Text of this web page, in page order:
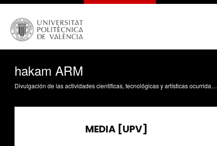
hakam ARM
Divulgación de las actividades científicas, tecnológicas y artísticas ocurridas en los tres campus de la UPV